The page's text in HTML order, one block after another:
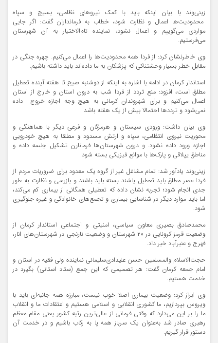
زینی‌وند با بیان اینکه باید با کمک نیروهای نظامی، بسیج و سپاه
محدودیت‌ها اعمال و نظارت شود، خطاب به فرمانداران گفت: اگر جایی
مواردی می‌گوییم و اعمال نشود، نماینده تام‌الاختیار به آن شهرستان
می‌فرستیم.
وی خاطرنشان کرد: از فردا همه محدودیت‌ها را اعمال می‌کنیم. چهره جنگی در
مقابل خطر بسیار وحشتناکی که پزشکان به ما داده‌اند باید داشته باشیم.
استاندار کرمان در ادامه با اشاره به اینکه از دوشنبه صبح تا هفته آینده تعطیل
مطلق است، افزود: منع تردد از فردا شب به درون استان و خارج از استان
اعمال می‌کنیم و برای شهروندان کرمانی به هیچ وجه اجازه خروج داده
نمی‌شود و ترددها احتمالا بیش از یک هفته باشد
وی بیان داشت: ورودی سیستان و هرمزگان و فرعی دیگر با هماهنگی و
محوریت نیروی انتظامی، سپاه و ارتش مسدود و مطلقا به هیچ خودرویی
اجازه ورود داده نشود. و درون شهرستان‌ها فرمانارن تشکیل جلسه داده و
مناطق ییلاقی و پارک‌ها با موانع فیزیکی بسته شود.
زینی‌وند یادآور شد: تمام مشاغل غیر از گروه یک معدود برای ضروریات مردم از
فردا عصر مطلق باید تعطیل یاشند بسته باید باشند و بازرسی و نظارت به طور
جدی انجام شود؛ تجربه نشان داده که تعطیلی همگانی از بیماری کم می‌کند،
اما باید موارد دیگر در شناسایی بیماری و تجمع‌های خانوادگی و غیره جلوگیری
شود.
محمدصادق بصیری معاون سیاسی، امنیتی و اجتماعی استاندار کرمان از
وضعیت قرمز کرونایی در ۲۰ شهرستان و وضعیت نارنجی در شهرستان‌های انار،
فهرج و عنبرآباد خبر داد.
حجت‌‌الاسلام والمسلمین حسن علیدادی‌سلیمانی نماینده ولی ‌فقیه در استان و
امام جمعه کرمان گفت: هر تصمیمی که این جمع (ستاد استانی) بگیرد در
خدمت هستیم.
وی ابراز کرد: وضعیت بیماری اصلا خوب نیست، مبارزه همه جانبه‌ای باید با
ویروس بپردازیم، ما کشوری انقلابی و اسلامی هستیم و اعتقادات ما و انقلاب
ما را بر این می‌دارد که وقتی فرمانی از عالی‌‌ترین رتبه کشور یعنی مقام معظم
رهبری صادر شد به‌عنوان یک سرباز همه پا به رکاب باشیم و در خدمت آن
دستور قرار گیریم.